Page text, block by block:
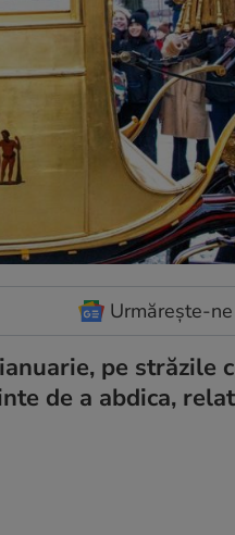
Urmărește-
pe străzile
de a abdica,